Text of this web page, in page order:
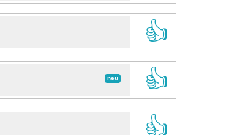
👍
neu
👍
👍